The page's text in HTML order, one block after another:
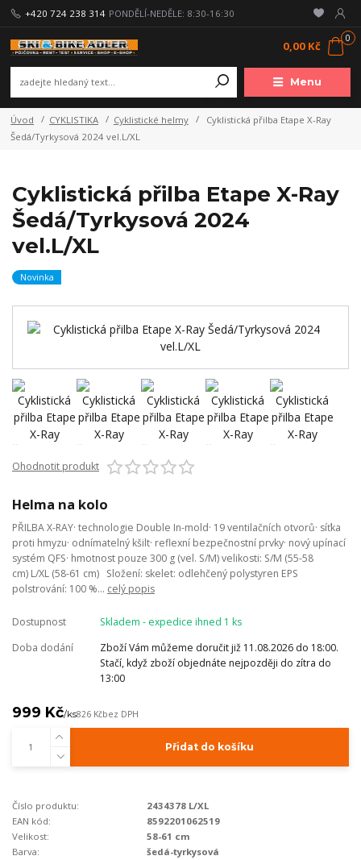
Menu
+420 724 238 314 PONDĚLÍ-NEDĚLE: 8:30-16:30
0
0,00 Kč
Úvod CYKLISTIKA Cyklistické helmy
Cyklistická přilba Etape X-Ray
Šedá/Tyrkysová 2024 vel.L/XL
Cyklistická přilba Etape X-Ray
Šedá/Tyrkysová 2024
vel.L/XL
Novinka
Ohodnotit produkt
Helma na kolo
PŘILBA X-RAY· technologie Double In-mold· 19 ventilačních otvorů· síťka
proti hmyzu· odnímatelný kšilt· reflexní bezpečnostní prvky· nový upínací
systém QFS· hmotnost pouze 300 g (vel. S/M) velikosti: S/M (55-58
cm) L/XL (58-61 cm) Složení: skelet: odlehčený polystyren EPS
polstrování: 100 %... celý popis
Dostupnost
Skladem - expedice ihned 1 ks
Doba dodání
Zboží Vám můžeme doručit již 11.08.2026 do 18:00.
Stačí, když zboží objednáte nejpozději do zítra do
13:00
999 Kč/ks826 Kčbez DPH
Přidat do košíku
Číslo produktu:
2434378 L/XL
EAN kód:
8592201062519
Velikost:
58-61 cm
Barva:
šedá-tyrkysová